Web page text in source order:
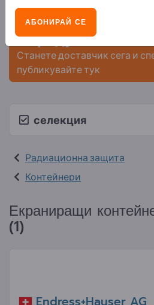
Публикувайте
и продуктите ви на
Станете доставчик сега и
публикувайте тук
селекция
Радиационна защита
Контейнери
Екраниращи
(1)
АБОНИРАЙ СЕ